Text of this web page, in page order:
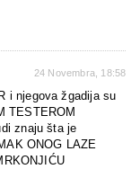
24 Novembra, 18:58
i njegova žgadija su
TESTEROM
znaju šta je
ONOG LAZE